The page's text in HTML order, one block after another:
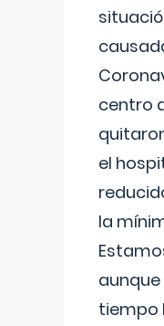
centro
el
la
tiempo